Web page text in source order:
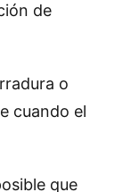
de
o
cuando el
que